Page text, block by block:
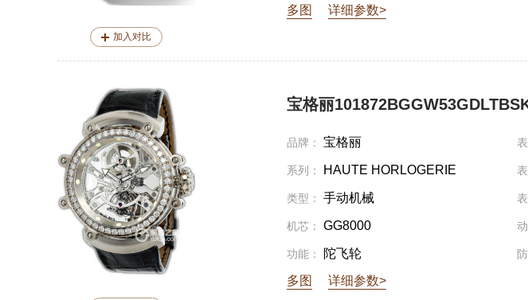
加入对比
多图
详细参数>
宝格丽
品牌： 宝格丽
系列： HAUTE HORLOGERIE
类型： 手动机械
机芯： GG8000
功能： 陀飞轮
多图
详细参数>